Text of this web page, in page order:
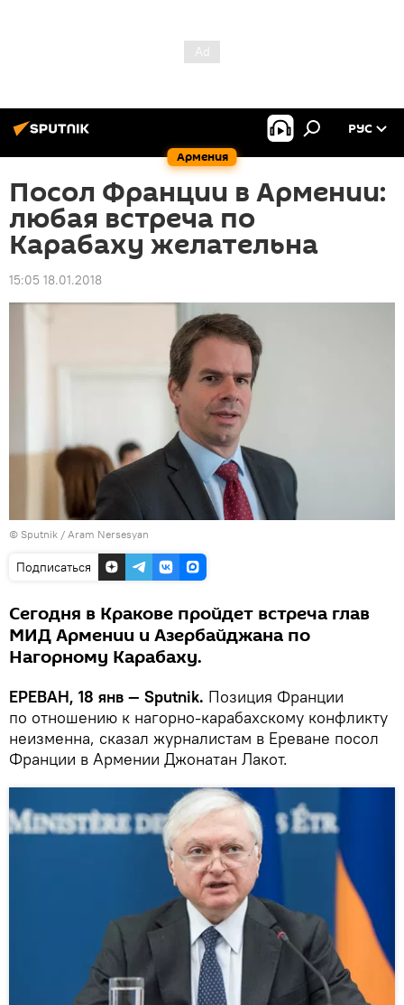
Армения
РУС
Посол Франции в Армении:
любая встреча по
Карабаху желательна
15:05 18.01.2018
© Sputnik / Aram Nersesyan
Подписаться
Сегодня в Кракове пройдет встреча глав
МИД Армении и Азербайджана по
Нагорному Карабаху.
ЕРЕВАН, 18 янв — Sputnik. Позиция Франции
по отношению к нагорно-карабахскому конфликту
неизменна, сказал журналистам в Ереване посол
Франции в Армении Джонатан Лакот.